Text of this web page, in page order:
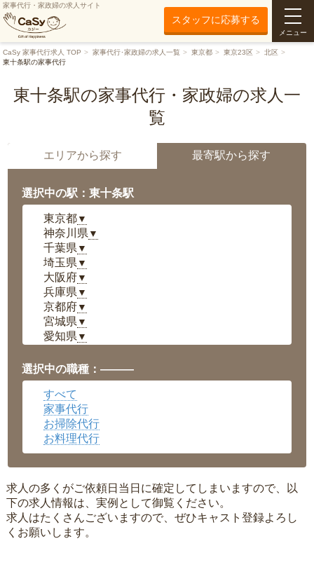
家事代行・家政婦の求人サイト
スタッフに応募する
メニュー
CaSy 家事代行求人 TOP 家事代行･家政婦の求人一覧 東京都 東京23区
北区
東十条駅の家事代行
東十条駅の家事代行・家政婦の求人一
覧
エリアから探す 最寄駅から探す
選択中の駅：東十条駅
東京都▼
神奈川県 ▼
千葉県 ▼
埼玉県 ▼
大阪府▼
兵庫県 ▼
京都府▼
宮城県 ▼
愛知県 ▼
岡山県▼
広島県▼
沖縄県
選択中の職種：———
すべて
家事代行
お掃除代行
お料理代行
求人の多くがご依頼日当日に確定してしまいますので、以
下の求人情報は、実例として御覧ください。
求人はたくさんございますので、ぜひキャスト登録よろし
くお願いします。